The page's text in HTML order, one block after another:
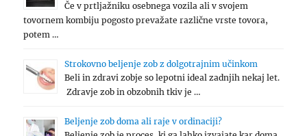
Če v prtljažniku osebnega vozila ali v svojem
tovornem kombiju pogosto prevažate različne vrste tovora,
potem …
Strokovno beljenje zob z dolgotrajnim učinkom
Beli in zdravi zobje so lepotni ideal zadnjih nekaj let.
Zdravje zob in obzobnih tkiv je …
Beljenje zob doma ali raje v ordinaciji?